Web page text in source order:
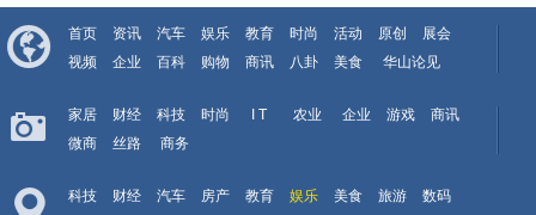
首页 资讯 汽车 娱乐 教育 时尚 活动 原创
展会
视频
企业 百科 购物 商讯 八卦 美食 华山论见
家居 财经 科技 时尚 I T 农业 企业 游戏
商讯
微商
丝路 商务
科技 财经 汽车 房产 教育 娱乐 美食 旅游
数码